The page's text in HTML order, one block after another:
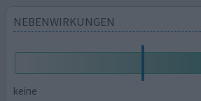
NEBENWIRKUNGEN
keine